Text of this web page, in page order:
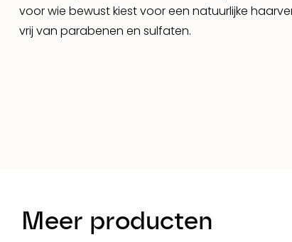
voor wie bewust kiest voor een natuurlijke
vrij van parabenen en sulfaten.
Meer producten